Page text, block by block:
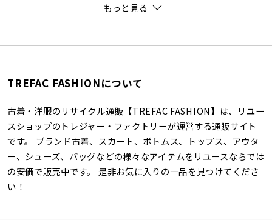
もっと見る
TREFAC FASHIONについて
古着・洋服のリサイクル通販【TREFAC FASHION】は、リユー
スショップのトレジャー・ファクトリーが運営する通販サイト
です。 ブランド古着、スカート、ボトムス、トップス、アウタ
ー、シューズ、バッグなどの様々なアイテムをリユースならでは
の安価で販売中です。 是非お気に入りの一品を見つけてくださ
い！